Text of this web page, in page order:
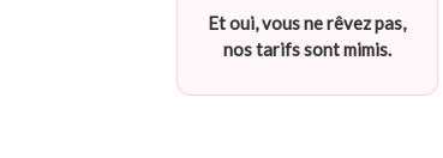
Et oui, vous ne rêvez pas,
nos tarifs sont mimis.